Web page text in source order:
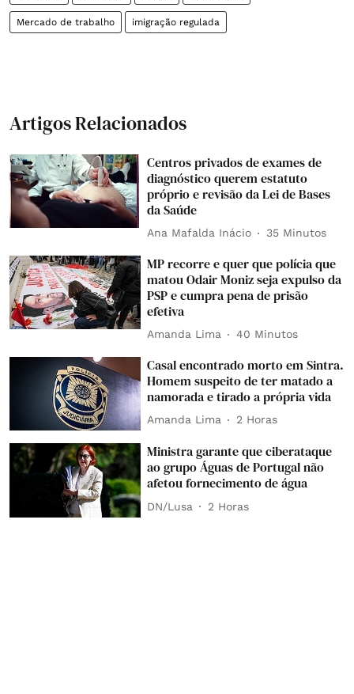
Mercado de trabalho imigração regulada
Artigos Relacionados
Centros privados de exames de
diagnóstico querem estatuto
próprio e revisão da Lei de Bases
da Saúde
Ana Mafalda Inácio 35 Minutos
MP recorre e quer que polícia que
matou Odair Moniz seja expulso da
PSP e cumpra pena de prisão
efetiva
Amanda Lima 40 Minutos
Casal encontrado morto em Sintra.
Homem suspeito de ter matado a
namorada e tirado a própria vida
Amanda Lima 2 Horas
Ministra garante que ciberataque
ao grupo Águas de Portugal não
afetou fornecimento de água
DN/Lusa 2 Horas